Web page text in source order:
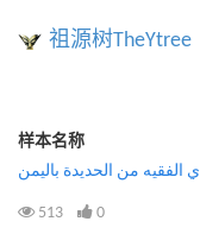
祖源树TheYtree
样本名称
الفقيه من الحديدة باليمن
513 0